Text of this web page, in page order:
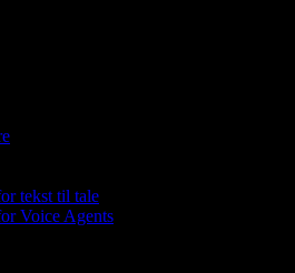
tekst til tale
Voice Agents